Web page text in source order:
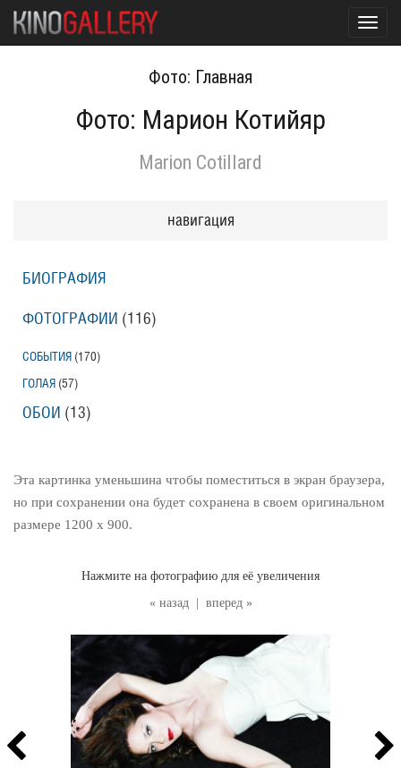
Фото: Главная
Фото: Марион Котийяр
Marion Cotillard
« назад вперед »
Нажмите на фотографию для её увеличения
Эта картинка уменьшина чтобы поместиться в экран браузера,
но при сохранении она будет сохранена в своем оригинальном
размере 1200 x 900.
навигация
БИОГРАФИЯ
ФОТОГРАФИИ (116)
СОБЫТИЯ (170)
ГОЛАЯ (57)
ОБОИ (13)